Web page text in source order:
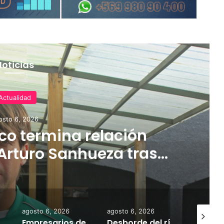
6, 2026
termina relación
Sanhueza tras
Copiapó
agosto 6, 2026 agosto 6, 2026